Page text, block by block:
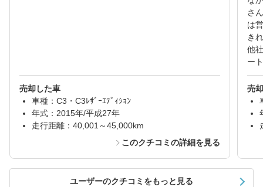
売却した車
車種：C3・C3ﾚｻﾞｰｴﾃﾞｨｼｮﾝ
年式：2015年/平成27年
走行距離：40,001～45,000km
このクチコミの詳細を見る
さ
は
き
他
ー
売
ユーザーのクチコミをもっと見る